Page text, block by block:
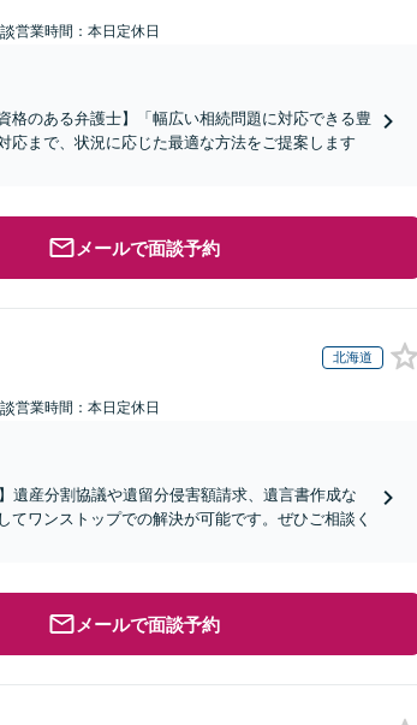
営業時間：本日定休日
格のある弁護士】「幅広い相続問題に対応できる豊
応まで、状況に応じた最適な方法をご提案します
メールで面談予約
北海道
営業時間：本日定休日
遺産分割協議や遺留分侵害額請求、遺言書作成な
ワンストップでの解決が可能です。ぜひご相談く
メールで面談予約